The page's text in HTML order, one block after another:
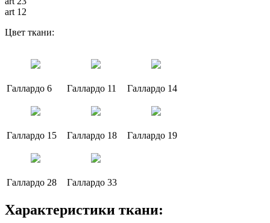
art 12
Цвет ткани:
Галлардо 6 Галлардо 11 Галлардо 14
Галлардо 15 Галлардо 18 Галлардо 19
Галлардо 28 Галлардо 33
Характеристики ткани: